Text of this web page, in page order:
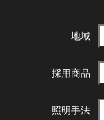
地域
採用商品
照明手法